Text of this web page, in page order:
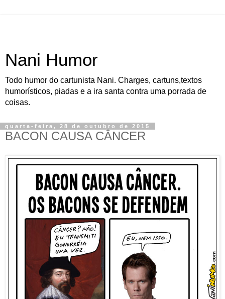
Nani Humor
Todo humor do cartunista Nani. Charges, cartuns,textos
humorísticos, piadas e a ira santa contra uma porrada de
coisas.
quarta-feira, 28 de outubro de 2015
BACON CAUSA CÂNCER